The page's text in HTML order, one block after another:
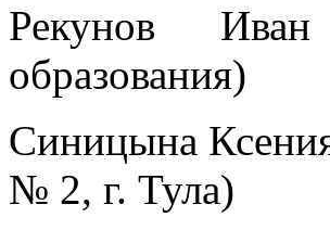
Рекунов
образования)
Синицына
№ 2, г. Тула)